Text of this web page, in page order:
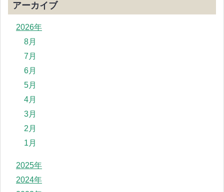
アーカイブ
2026年
8月
7月
6月
5月
4月
3月
2月
1月
2025年
2024年